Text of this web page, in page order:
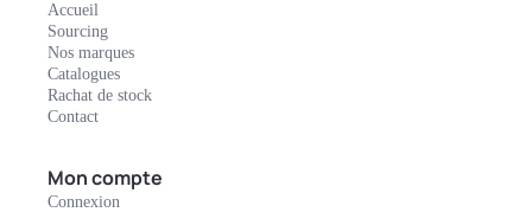
Accueil
Sourcing
Nos marques
Catalogues
Rachat de stock
Contact
Mon compte
Connexion